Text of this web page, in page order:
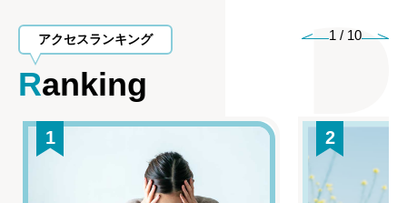
アクセスランキング
Ranking
1 / 10
1 2